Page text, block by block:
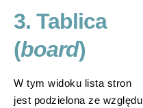
3. Tablica
(board)
W tym widoku lista stron
jest podzielona ze względu